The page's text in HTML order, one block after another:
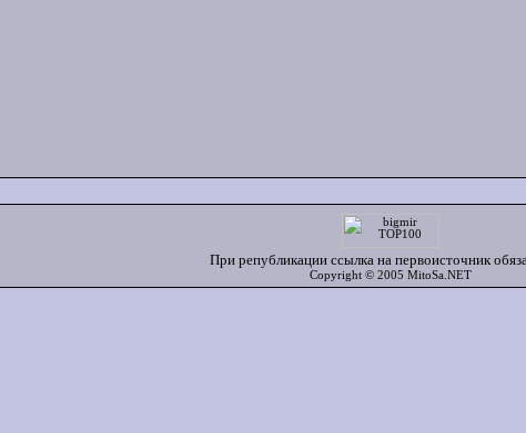
При републикации ссылка на первоисточник
Copyright © 2005 MitoSa.NET